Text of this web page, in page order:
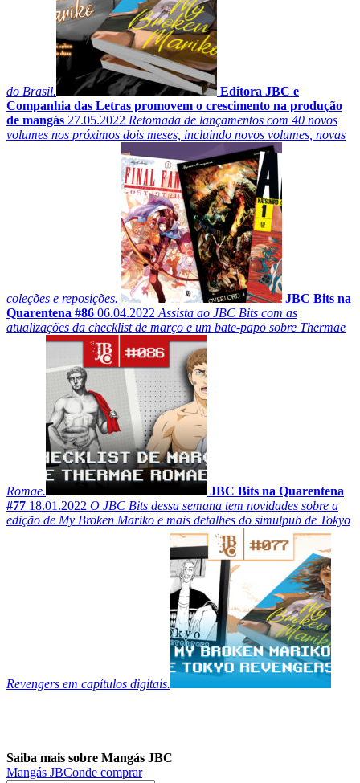
do Brasil.
Editora JBC e
Companhia das Letras promovem o crescimento na produção
de mangás 27.05.2022 Retomada de lançamentos com 40 novos
volumes nos próximos dois meses, incluindo novos volumes, novas
coleções e reposições.
JBC Bits na
Quarentena #86 06.04.2022 Assista ao JBC Bits com as
atualizações da checklist de março e um bate-papo sobre Thermae
Romae.
JBC Bits na Quarentena
#77 18.01.2022 O JBC Bits dessa semana tem novidades sobre a
edição de My Broken Mariko e mais detalhes do simulpub de Tokyo
Revengers em capítulos digitais.
Saiba mais sobre Mangás JBC
Mangás JBConde comprar